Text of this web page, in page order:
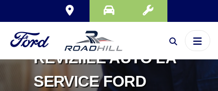
REVIZIILE AUTO LA
SERVICE FORD